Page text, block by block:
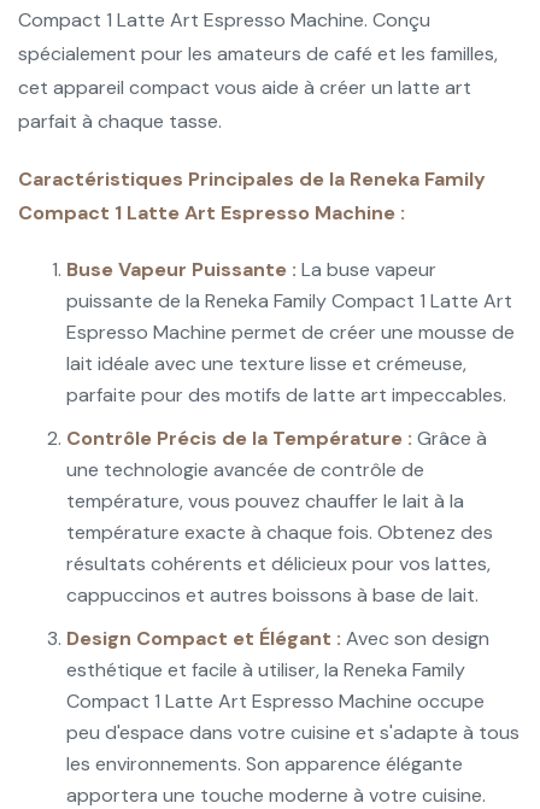
Compact 1 Latte Art Espresso Machine. Conçu
spécialement pour les amateurs de café et les familles,
cet appareil compact vous aide à créer un latte art
parfait à chaque tasse.
Caractéristiques Principales de la Reneka Family
Compact 1 Latte Art Espresso Machine :
Buse Vapeur Puissante : La buse vapeur
puissante de la Reneka Family Compact 1 Latte Art
Espresso Machine permet de créer une mousse de
lait idéale avec une texture lisse et crémeuse,
parfaite pour des motifs de latte art impeccables.
Contrôle Précis de la Température : Grâce à
une technologie avancée de contrôle de
température, vous pouvez chauffer le lait à la
température exacte à chaque fois. Obtenez des
résultats cohérents et délicieux pour vos lattes,
cappuccinos et autres boissons à base de lait.
Design Compact et Élégant : Avec son design
esthétique et facile à utiliser, la Reneka Family
Compact 1 Latte Art Espresso Machine occupe
peu d'espace dans votre cuisine et s'adapte à tous
les environnements. Son apparence élégante
apportera une touche moderne à votre cuisine.